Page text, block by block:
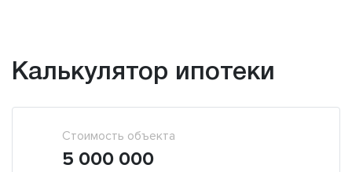
Калькулятор ипотеки
Стоимость объекта
5 000 000